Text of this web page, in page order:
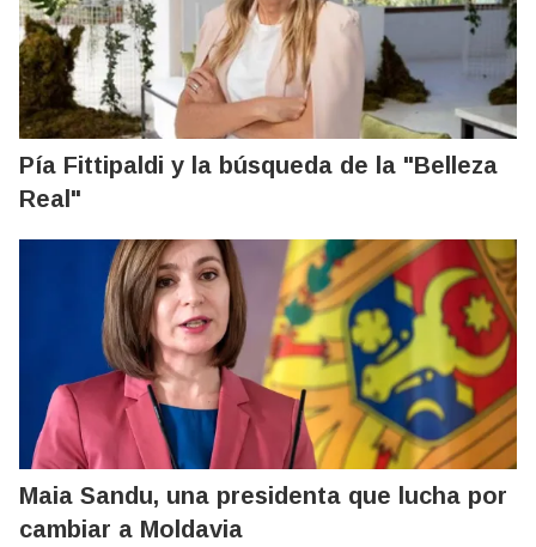
Pía Fittipaldi y la búsqueda de la "Belleza
Real"
Maia Sandu, una presidenta que lucha por
cambiar a Moldavia